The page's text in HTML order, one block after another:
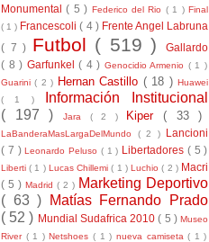
Monumental( 5 ) Federico del Rio ( 1 )Final
( 1 ) Francescoli( 4 ) Frente Angel Labruna
( 7 ) Futbol ( 519 )Gallardo
( 8 ) Garfunkel ( 4 ) Genocidio Armenio ( 1 )
Guarini( 2 ) Hernan Castillo ( 18 )Huawei
( 1 )
Información Institucional
( 197 )
Jara ( 2 ) Kiper( 33 )
LaBanderaMasLargaDelMundo ( 2 ) Lancioni
( 7 )Leonardo Peluso ( 1 ) Libertadores ( 5 )
Liberti( 1 ) Lucas Chillemi( 1 )Luchio( 2 ) Macri
( 5 ) Madrid ( 2 ) Marketing Deportivo
( 63 )
Matías Fernando Prado
( 52 ) Mundial Sudafrica 2010( 5 )Museo
River ( 1 )Netshoes( 1 ) nueva camiseta( 1 )